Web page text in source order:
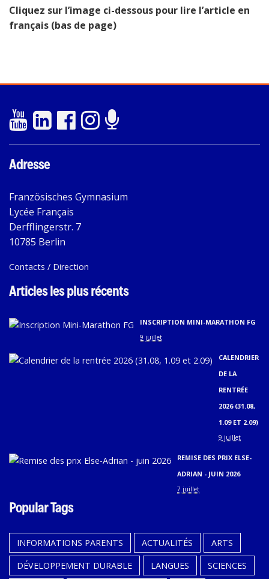
Cliquez sur l’image ci-dessous pour lire l’article en
français (bas de page)
Adresse
Französisches Gymnasium
Lycée Français
Derfflingerstr. 7
10785 Berlin
Contacts / Direction
Articles les plus récents
INSCRIPTION MINI-MARATHON FG
9 juillet
CALENDRIER
DE LA
RENTRÉE
2026 (31.08,
1.09 ET 2.09)
9 juillet
REMISE DES PRIX ELSE-
ADRIAN - JUIN 2026
7 juillet
Popular Tags
INFORMATIONS PARENTS ACTUALITÉS
ARTS
DÉVELOPPEMENT DURABLE
LANGUES
SCIENCES